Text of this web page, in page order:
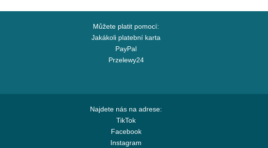
Můžete platit pomocí:
Jakákoli platební karta
PayPal
Przelewy24
Najdete nás na adrese:
TikTok
Facebook
Instagram